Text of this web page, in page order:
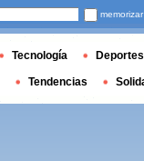
memorizar
Tecnología Deportes
Tendencias